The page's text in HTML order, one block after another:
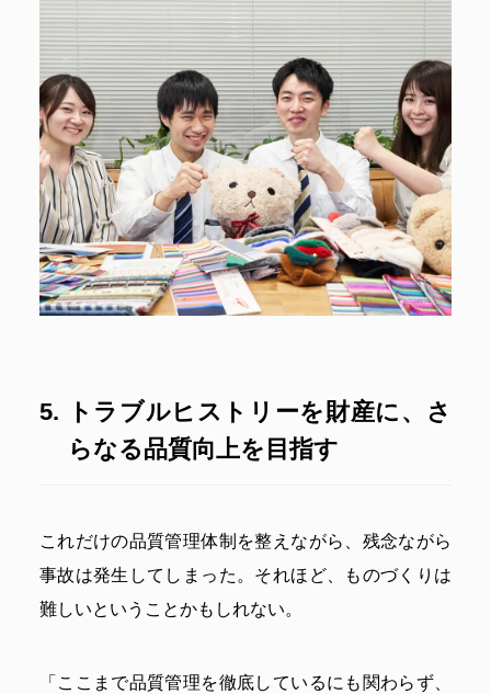
トラブルヒストリーを財産に、さ
らなる品質向上を目指す
これだけの品質管理体制を整えながら、残念ながら
事故は発生してしまった。それほど、ものづくりは
難しいということかもしれない。
「ここまで品質管理を徹底しているにも関わらず、